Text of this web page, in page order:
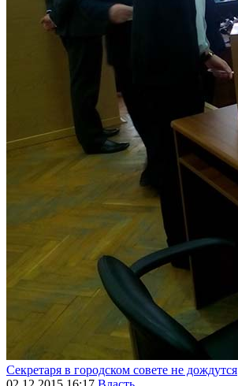
Секретаря в городском совете не дождутся